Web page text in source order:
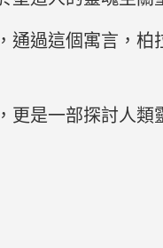
通過這個寓言，
是一部探討人類